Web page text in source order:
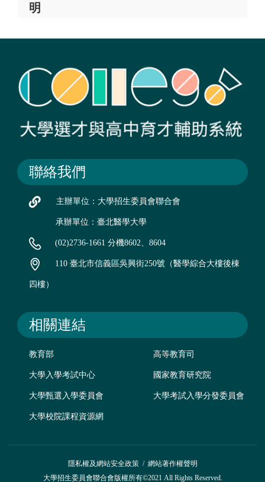
明
聯絡我們
主辦單位：大學招生委員會聯合會
承辦單位：臺北醫學大學
(02)2736-1661 分機8602、8604
110 臺北市信義區吳興街250號（醫學綜合大樓後棟
四樓）
相關連結
教育部 高等教育司
大學入學考試中心 國家教育研究院
大學甄選入學委員會 大學考試入學分發委員會
大學校院課程資源網
隱私權及網站安全政策/ 網站著作權聲明
大學招生委員會聯合會版權所有©2021 All Rights Reserved.